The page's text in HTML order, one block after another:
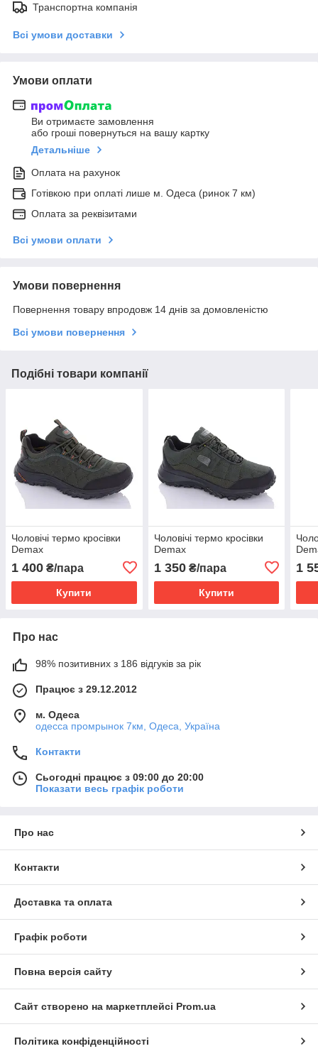
Транспортна компанія
Всі умови доставки
Умови оплати
Ви отримаєте замовлення
або гроші повернуться на вашу картку
Детальніше
Оплата на рахунок
Готівкою при оплаті лише м. Одеса (ринок 7 км)
Оплата за реквізитами
Всі умови оплати
Умови повернення
Повернення товару впродовж 14 днів за домовленістю
Всі умови повернення
Подібні товари компанії
Чоловічі термо кросівки
Demax
1 400 ₴/пара
Купити
Чоловічі термо кросівки
Demax
1 350₴/пара
Купити
1
Про нас
98% позитивних з 186 відгуків за рік
Працює з 29.12.2012
м. Одеса
одесса промрынок 7км, Одеса, Україна
Контакти
Сьогодні працює з 09:00 до 20:00
Показати весь графік роботи
Про нас
Контакти
Доставка та оплата
Графік роботи
Повна версія сайту
Сайт створено на маркетплейсі Prom.ua
Політика конфіденційності